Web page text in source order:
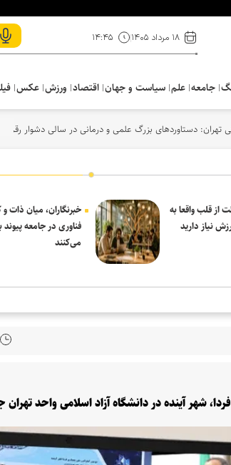
۱۸ مرداد ۱۴۰۵ ۱۴:۴۵
جامعه علم سیاست و جهان اقتصاد ورزش عکس
دستاوردهای بزرگ علمی و درمانی در سالی دشوار رقم
از قلب واقعا به
نیاز دارید
خبرنگاران، میان ذات و
فناوری در جامعه پیوند
می‌کنند
شهر آینده در دانشگاه آزاد اسلامی واحد تهران